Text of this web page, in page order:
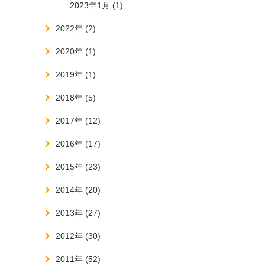
2023年1月 (1)
2022年 (2)
2020年 (1)
2019年 (1)
2018年 (5)
2017年 (12)
2016年 (17)
2015年 (23)
2014年 (20)
2013年 (27)
2012年 (30)
2011年 (52)